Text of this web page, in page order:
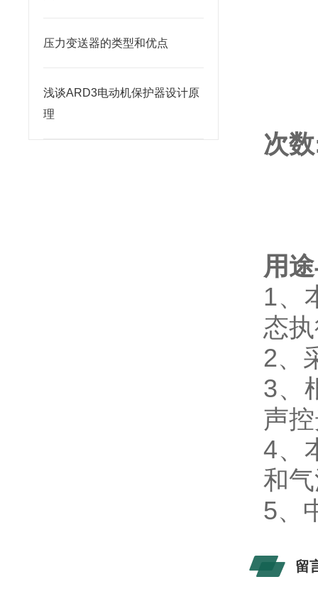
压力变送器的类型和优点
浅谈ARD3电动机保护器设计原
理
次
用
1、
态
2、
3、
声
4、
和
5、
留